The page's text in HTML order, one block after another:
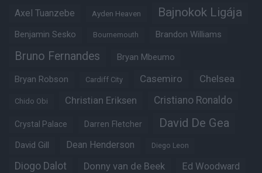
Axel Tuanzebe Ayden Heaven Bajnokok Ligája
Benjamin Sesko Bournemouth Brandon Williams
Bruno Fernandes Bryan Mbeumo
Bryan Robson Cardiff City Casemiro Chelsea
Chido Obi Christian Eriksen Cristiano Ronaldo
Crystal Palace Darren Fletcher David De Gea
David Gill Dean Henderson Diego Leon
Diogo Dalot Donny van de Beek Ed Woodward